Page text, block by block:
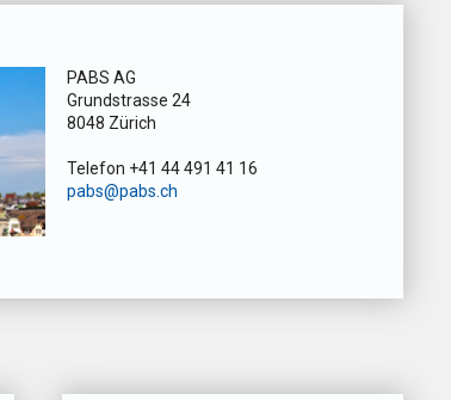
PABS AG
Grundstrasse 24
8048 Zürich
Telefon +41 44 491 41 16
pabs@pabs.ch